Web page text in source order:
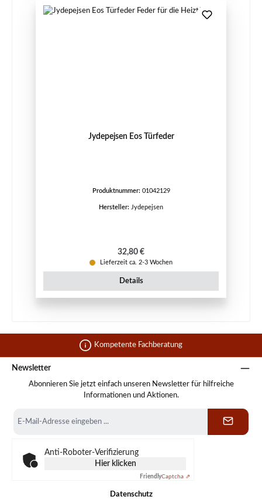
Jydepejsen Eos Türfeder
Produktnummer: 01042129
Hersteller: Jydepejsen
Regulärer Preis:
32,80 €
Lieferzeit ca. 2-3 Wochen
Details
Kompetente Fachberatung
Newsletter
Abonnieren Sie jetzt einfach unseren Newsletter für hilfreiche
Informationen und Aktionen.
Mail-
Anti-Roboter-Verifizierung
Hier klicken
FriendlyCaptcha ⇗
Datenschutz